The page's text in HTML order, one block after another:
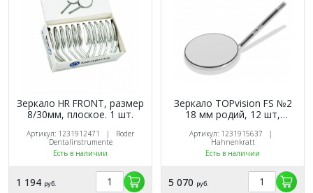
Зеркало HR FRONT, размер
8/30мм, плоское. 1 шт.
Артикул: 1231912471 | Roder
Dentalinstrumente
Есть в наличии
1 194 руб.
Зеркало TOPvision FS №2
18 мм родий, 12 шт,
Артикул: 1231915637 |
Hahnenkratt
Есть в наличии
5 070 руб.